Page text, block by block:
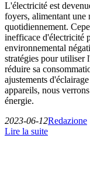
L'électricité est
foyers, alimentant une
quotidiennement.
inefficace d'électricité
environnemental
stratégies pour utiliser
réduire sa
ajustements
appareils, nous
énergie.
2023-06-12Redazione
Lire la suite